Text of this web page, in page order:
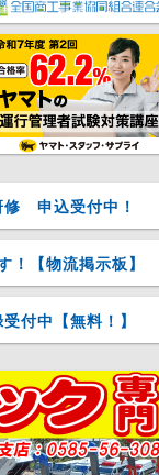
修 申込受付中！
！【物流掲示板】
付中【無料！】